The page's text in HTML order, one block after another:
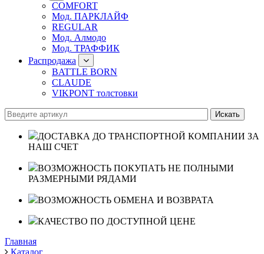
COMFORT
Мод. ПАРКЛАЙФ
REGULAR
Мод. Алмодо
Мод. ТРАФФИК
Распродажа
BATTLE BORN
CLAUDE
VIKPONT толстовки
ДОСТАВКА ДО ТРАНСПОРТНОЙ КОМПАНИИ ЗА
НАШ СЧЕТ
ВОЗМОЖНОСТЬ ПОКУПАТЬ НЕ ПОЛНЫМИ
РАЗМЕРНЫМИ РЯДАМИ
ВОЗМОЖНОСТЬ ОБМЕНА И ВОЗВРАТА
КАЧЕСТВО ПО ДОСТУПНОЙ ЦЕНЕ
Главная
Каталог